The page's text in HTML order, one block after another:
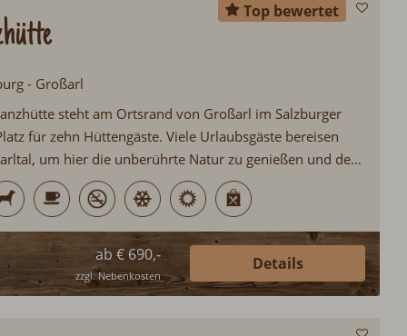
Top bewertet
- Großarl
steht am Ortsrand von Großarl im Salzburger
für zehn Hüttengäste. Viele Urlaubsgäste bereisen
um hier die unberührte Natur zu genießen und den
lassen. Auf Wunsch gibt es einen morgendlichen
ab € 690,-
zzgl. Nebenkosten
Details